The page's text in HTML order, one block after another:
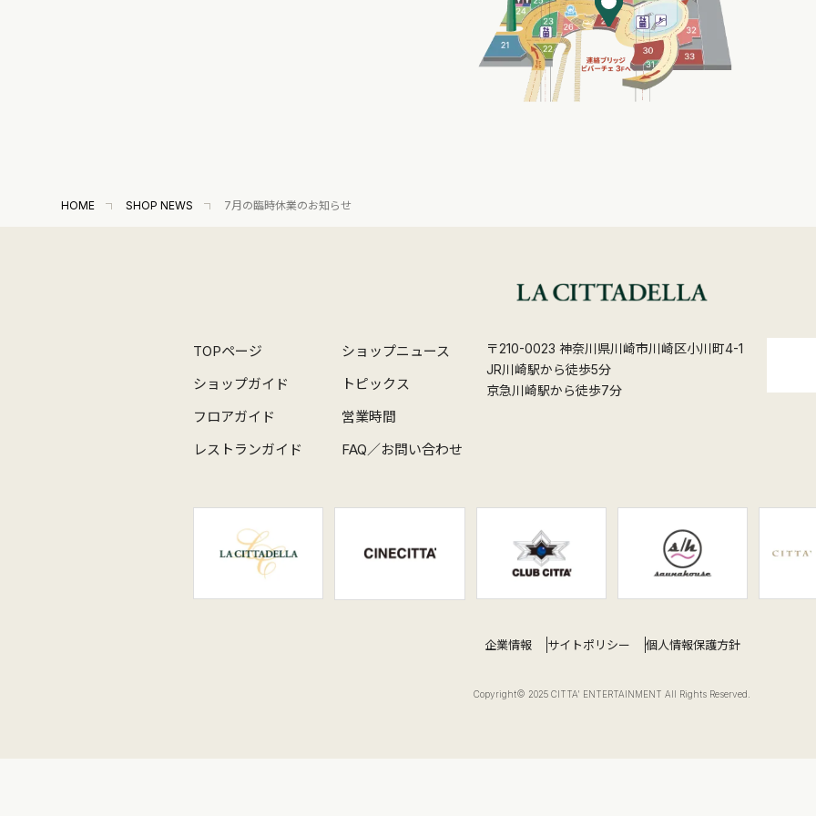
HOME SHOP NEWS 7月の臨時休業のお知らせ
TOPページ
ショップニュース
ショップガイド
トピックス
フロアガイド
営業時間
レストランガイド
FAQ／お問い合わせ
〒210-0023 神奈川県川崎市川崎区小川町4-1
JR川崎駅から徒歩5分
京急川崎駅から徒歩7分
企業情報 サイトポリシー 個人情報保護方針
Copyright© 2025 CITTA' ENTERTAINMENT All Rights Reserved.